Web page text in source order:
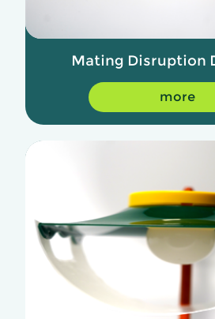
Mating Disruption
more